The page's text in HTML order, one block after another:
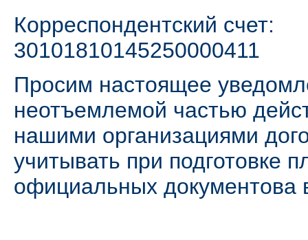
Корреспондентский счет:
30101810145250000411
Просим настоящее
неотъемлемой частью
нашими организациями
учитывать при подготовке
официальных документова